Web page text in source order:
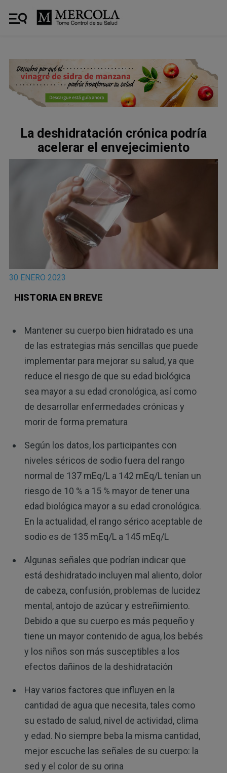
La deshidratación crónica podría
acelerar el envejecimiento
30 ENERO 2023
HISTORIA EN BREVE
Mantener su cuerpo bien hidratado es una
de las estrategias más sencillas que puede
implementar para mejorar su salud, ya que
reduce el riesgo de que su edad biológica
sea mayor a su edad cronológica, así como
de desarrollar enfermedades crónicas y
morir de forma prematura
Según los datos, los participantes con
niveles séricos de sodio fuera del rango
normal de 137 mEq/L a 142 mEq/L tenían un
riesgo de 10 % a 15 % mayor de tener una
edad biológica mayor a su edad cronológica.
En la actualidad, el rango sérico aceptable de
sodio es de 135 mEq/L a 145 mEq/L
Algunas señales que podrían indicar que
está deshidratado incluyen mal aliento, dolor
de cabeza, confusión, problemas de lucidez
mental, antojo de azúcar y estreñimiento.
Debido a que su cuerpo es más pequeño y
tiene un mayor contenido de agua, los bebés
y los niños son más susceptibles a los
efectos dañinos de la deshidratación
Hay varios factores que influyen en la
cantidad de agua que necesita, tales como
su estado de salud, nivel de actividad, clima
y edad. No siempre beba la misma cantidad,
mejor escuche las señales de su cuerpo: la
sed y el color de su orina